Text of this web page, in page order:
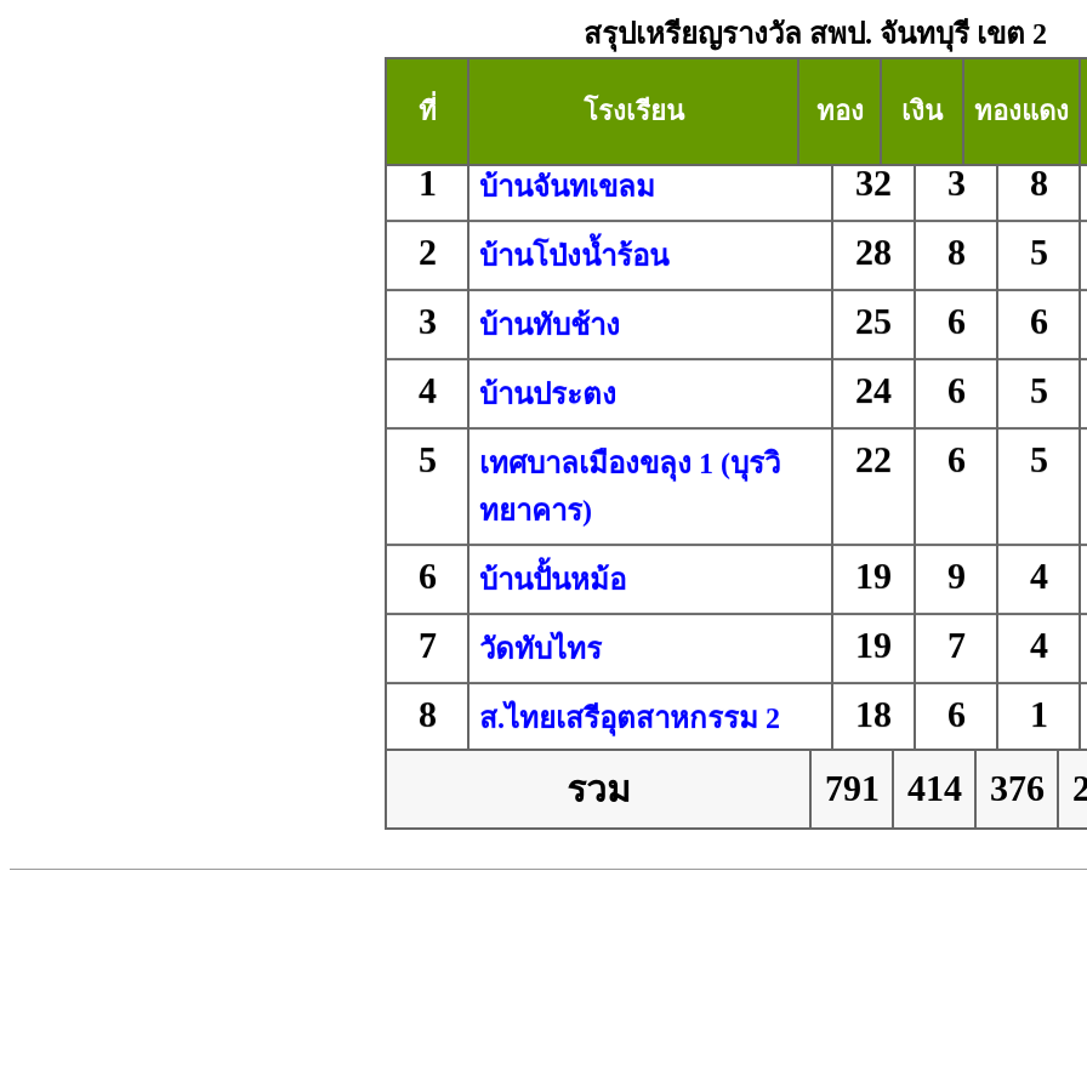
สรุปเหรียญรางวัล สพป. จันทบุรี เขต 2
ที่ โรงเรียน ทอง เงิน ทองแดง
1 บ้านจันทเขลม 32 3 8
2
บ้านโป่งน้ำร้อน 28 8 5
3 บ้านทับช้าง 25 6 6
4 บ้านประตง 24 6 5
5
เทศบาลเมืองขลุง 1 (บุรวิ
ทยาคาร)
22 6 5
6 บ้านปั้นหม้อ 19 9 4
7 วัดทับไทร 19 7 4
8 ส.ไทยเสรีอุตสาหกรรม 2 18 6 1
บ้านบ่อเวฬุ 17 4 8
10
16 7 10
รวม 791 414 376